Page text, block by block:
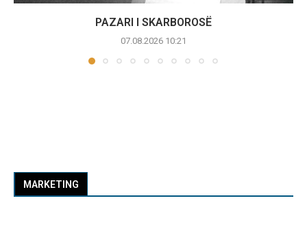
PAZARI I SKARBOROSË
07.08.2026 10:21
MARKETING